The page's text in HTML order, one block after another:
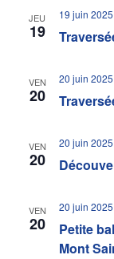
JEU
19
19 juin
VEN
20
20 juin
VEN
20
20 juin
VEN
20
Petite
Mont
20 juin